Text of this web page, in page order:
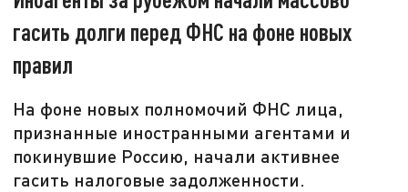
гасить долги перед ФНС на фоне новых
правил
На фоне новых полномочий ФНС лица,
признанные иностранными агентами и
покинувшие Россию, начали активнее
гасить налоговые задолженности.